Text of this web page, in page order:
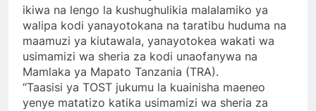
ikiwa na lengo la kushughulikia malalamiko ya
walipa kodi yanayotokana na taratibu huduma na
maamuzi ya kiutawala, yanayotokea wakati wa
usimamizi wa sheria za kodi unaofanywa na
Mamlaka ya Mapato Tanzania (TRA).
‘‘Taasisi ya TOST jukumu la kuainisha maeneo
yenye matatizo katika usimamizi wa sheria za